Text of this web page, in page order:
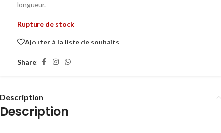
longueur.
Rupture de stock
Ajouter à la liste de souhaits
Share:
Description
Description